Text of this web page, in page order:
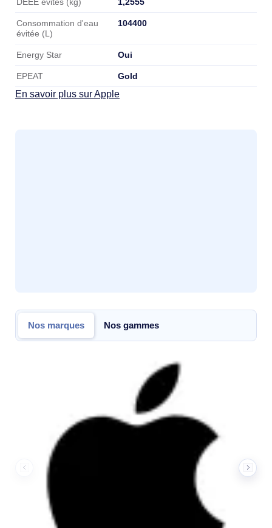
DEEE évités (kg)
Consommation d'eau
évitée (L)
104400
Energy Star Oui
EPEAT Gold
En savoir plus sur Apple
Nos marques Nos gammes